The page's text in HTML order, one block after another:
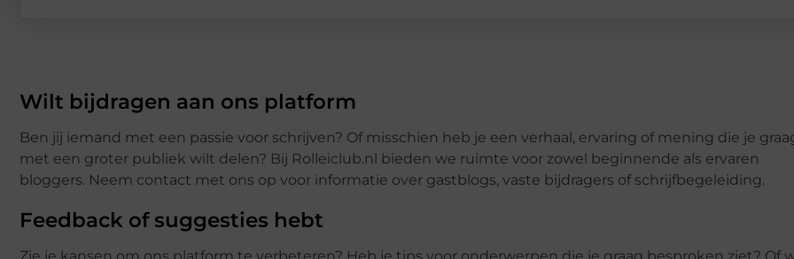
Wilt bijdragen aan ons platform
Ben jij iemand met een passie voor schrijven? Of misschien heb je een verhaal, ervaring of mening die je
met een groter publiek wilt delen? Bij Rolleiclub.nl bieden we ruimte voor zowel beginnende als ervaren
bloggers. Neem contact met ons op voor informatie over gastblogs, vaste bijdragers of schrijfbegeleiding.
Feedback of suggesties hebt